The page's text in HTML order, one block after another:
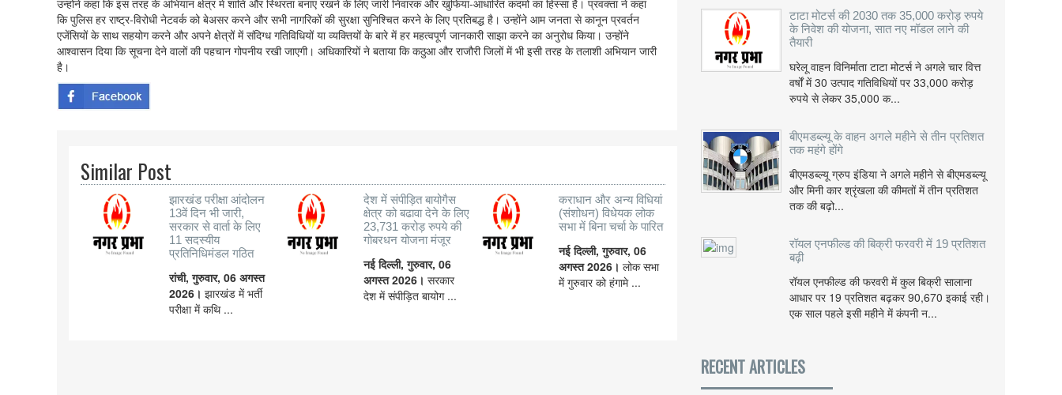
उन्होंने कहा कि इस तरह के अभियान क्षेत्र में शांति और स्थिरता बनाए रखने के लिए जारी निवारक और खुफिया-आधारित कदमों का हिस्सा हैं। प्रवक्ता ने कहा
कि पुलिस हर राष्ट्र-विरोधी नेटवर्क को बेअसर करने और सभी नागरिकों की सुरक्षा सुनिश्चित करने के लिए प्रतिबद्ध है। उन्होंने आम जनता से कानून प्रवर्तन
एजेंसियों के साथ सहयोग करने और अपने क्षेत्रों में संदिग्ध गतिविधियों या व्यक्तियों के बारे में हर महत्वपूर्ण जानकारी साझा करने का अनुरोध किया। उन्होंने
आश्वासन दिया कि सूचना देने वालों की पहचान गोपनीय रखी जाएगी। अधिकारियों ने बताया कि कठुआ और राजौरी जिलों में भी इसी तरह के तलाशी अभियान जारी
है।
Similar Post
झारखंड परीक्षा आंदोलन
13वें दिन भी जारी,
सरकार से वार्ता के लिए
11 सदस्यीय
प्रतिनिधिमंडल गठित
रांची, गुरुवार, 06 अगस्त
2026। झारखंड में भर्ती
परीक्षा में कथि ...
देश में संपीड़ित बायोगैस
क्षेत्र को बढावा देने के लिए
23,731 करोड़ रुपये की
गोबरधन योजना मंजूर
नई दिल्ली, गुरुवार, 06
अगस्त 2026।सरकार
देश में संपीड़ित बायोग ...
कराधान और अन्य विधियां
(संशोधन) विधेयक लोक
सभा में बिना चर्चा के पारित
नई दिल्ली, गुरुवार, 06
अगस्त 2026। लोक सभा
में गुरुवार को हंगामे ...
टाटा मोटर्स की 2030 तक 35,000 करोड़ रुपये
के निवेश की योजना, सात नए मॉडल लाने की
तैयारी
घरेलू वाहन विनिर्माता टाटा मोटर्स ने अगले चार वित्त
वर्षों में 30 उत्पाद गतिविधियों पर 33,000 करोड़
रुपये से लेकर 35,000 क...
बीएमडब्ल्यू के वाहन अगले महीने से तीन प्रतिशत
तक महंगे होंगे
बीएमडब्ल्यू ग्रुप इंडिया ने अगले महीने से बीएमडब्ल्यू
और मिनी कार श्रृंखला की कीमतों में तीन प्रतिशत
तक की बढ़ो...
रॉयल एनफील्ड की बिक्री फरवरी में 19 प्रतिशत
बढ़ी
रॉयल एनफील्ड की फरवरी में कुल बिक्री सालाना
आधार पर 19 प्रतिशत बढ़कर 90,670 इकाई रही।
एक साल पहले इसी महीने में कंपनी न...
RECENT ARTICLES